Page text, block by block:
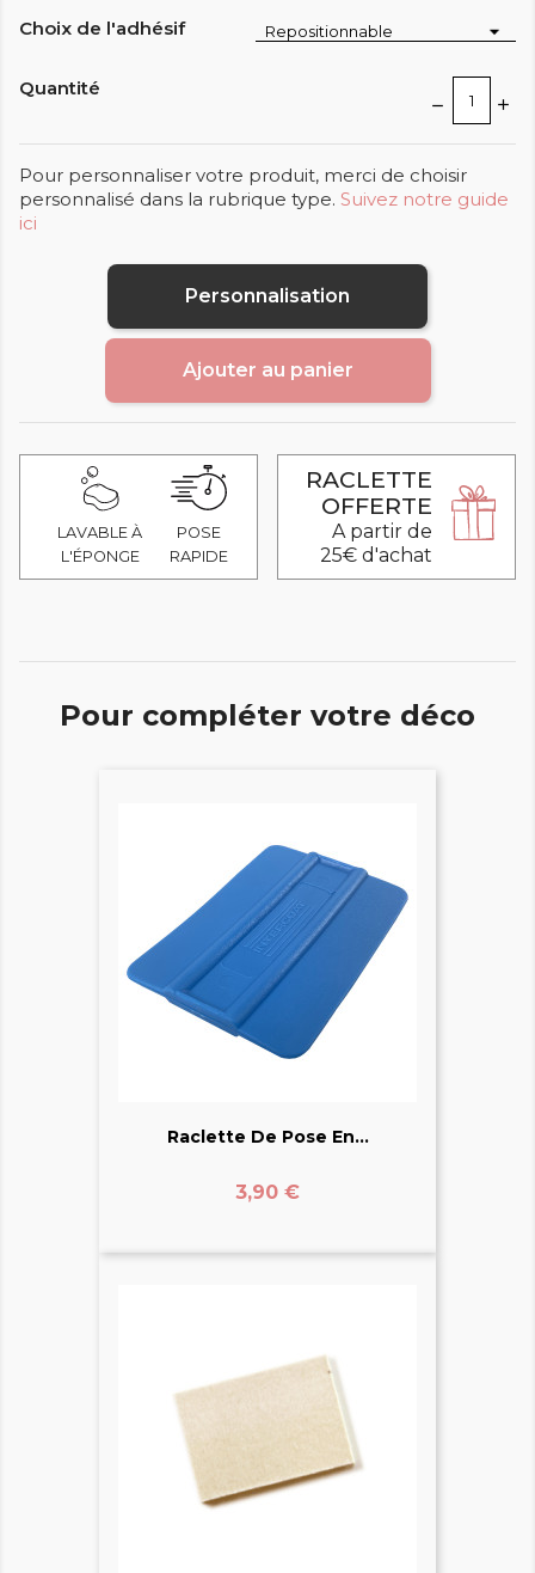
Choix de l'adhésif
Quantité
Pour personnaliser votre produit, merci de choisir
personnalisé dans la rubrique type. Suivez notre guide
ici
Personnalisation
Ajouter au panier
LAVABLE À
L'ÉPONGE
POSE
RAPIDE
RACLETTE
OFFERTE
A partir de
25€ d'achat
Pour compléter votre déco
Raclette De Pose En...
Prix
3,90 €